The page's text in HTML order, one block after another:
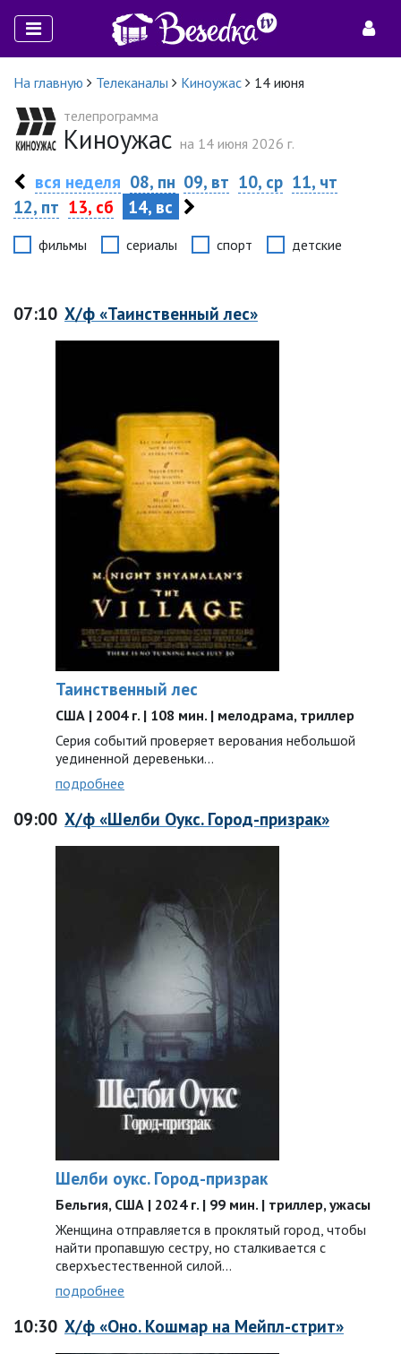
На главную Телеканалы Киноужас
14 июня
телепрограмма
Киноужас на 14 июня 2026 г.
вся неделя 08, пн 09, вт 10, ср 11, чт
12, пт 13, сб 14, вс
фильмы сериалы спорт детские
07:10 Х/ф «Таинственный лес»
Таинственный лес
США | 2004 г. | 108 мин. | мелодрама, триллер
Серия событий проверяет верования небольшой
уединенной деревеньки…
подробнее
09:00 Х/ф «Шелби Оукс. Город-призрак»
Шелби оукс. Город-призрак
Бельгия, США | 2024 г. | 99 мин. | триллер, ужасы
Женщина отправляется в проклятый город, чтобы
найти пропавшую сестру, но сталкивается с
сверхъестественной силой…
подробнее
10:30 Х/ф «Оно. Кошмар на Мейпл-стрит»